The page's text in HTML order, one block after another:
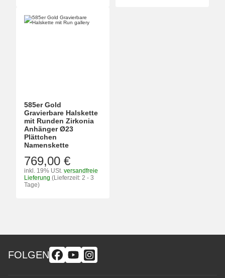
585er Gold
Gravierbare Halskette
mit Runden Zirkonia
Anhänger Ø23
Plättchen
Namenskette
769,00 €
inkl. 19% USt. versandfreie
Lieferung (Lieferzeit: 2 - 3
Tage)
FOLGEN